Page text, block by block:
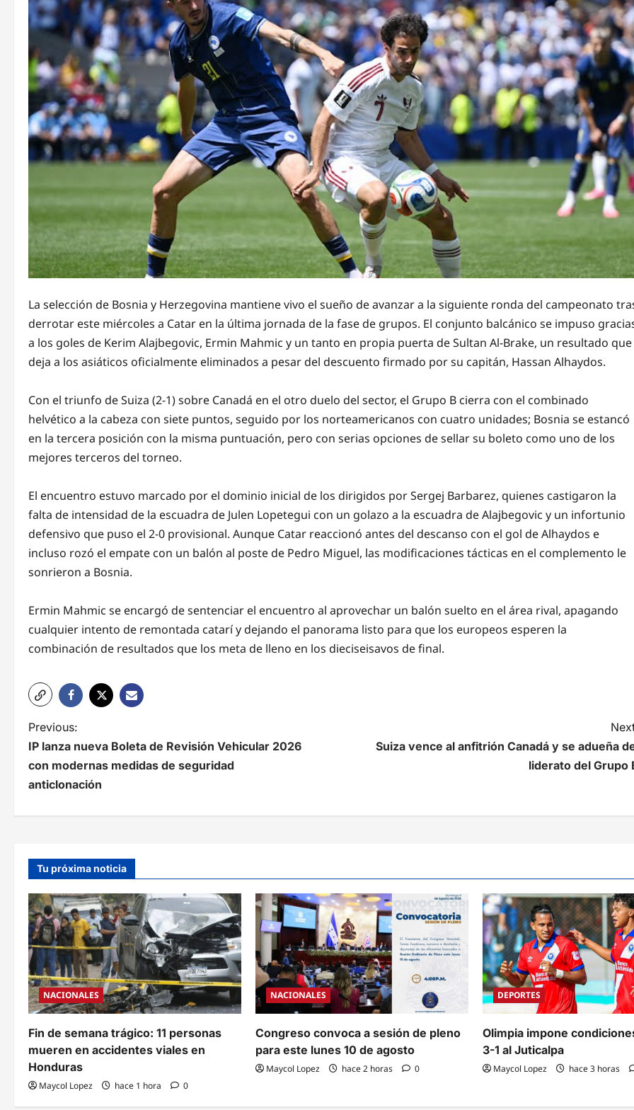
La selección de Bosnia y Herzegovina mantiene vivo el sueño de avanzar a la siguiente ronda del campeonato
derrotar este miércoles a Catar en la última jornada de la fase de grupos. El conjunto balcánico se impuso
a los goles de Kerim Alajbegovic, Ermin Mahmic y un tanto en propia puerta de Sultan Al-Brake, un resultado que
deja a los asiáticos oficialmente eliminados a pesar del descuento firmado por su capitán, Hassan Alhaydos.
Con el triunfo de Suiza (2-1) sobre Canadá en el otro duelo del sector, el Grupo B cierra con el combinado
helvético a la cabeza con siete puntos, seguido por los norteamericanos con cuatro unidades; Bosnia se estancó
en la tercera posición con la misma puntuación, pero con serias opciones de sellar su boleto como uno de los
mejores terceros del torneo.
El encuentro estuvo marcado por el dominio inicial de los dirigidos por Sergej Barbarez, quienes castigaron la
falta de intensidad de la escuadra de Julen Lopetegui con un golazo a la escuadra de Alajbegovic y un infortunio
defensivo que puso el 2-0 provisional. Aunque Catar reaccionó antes del descanso con el gol de Alhaydos e
incluso rozó el empate con un balón al poste de Pedro Miguel, las modificaciones tácticas en el complemento le
sonrieron a Bosnia.
Ermin Mahmic se encargó de sentenciar el encuentro al aprovechar un balón suelto en el área rival, apagando
cualquier intento de remontada catarí y dejando el panorama listo para que los europeos esperen la
combinación de resultados que los meta de lleno en los dieciseisavos de final.
N
a
v
a
c
i
ó
n
d
e
e
n
t
Previous:
IP lanza nueva Boleta de Revisión Vehicular 2026
con modernas medidas de seguridad
anticlonación
Suiza vence al anfitrión Canadá y se adueña
liderato del Grupo
Tu próxima noticia
NACIONALES
Fin de semana trágico: 11 personas
mueren en accidentes viales en
Honduras
Maycol Lopez hace 1 hora 0
NACIONALES
Congreso convoca a sesión de pleno
para este lunes 10 de agosto
Maycol Lopez hace 2 horas 0
DEPORTES
Olimpia impone
3-1 al Juticalpa
Maycol Lopez hace 3 horas